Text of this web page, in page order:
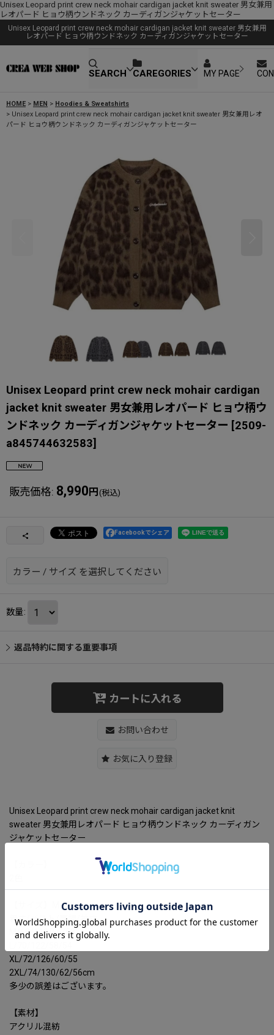
Unisex Leopard print crew neck mohair cardigan jacket knit sweater 男女兼用
レオパード ヒョウ柄ウンドネック カーディガンジャケットセーター
Unisex Leopard print crew neck mohair cardigan jacket knit sweater 男女兼用
レオパード ヒョウ柄ウンドネック カーディガンジャケットセーター
SEARCH CAREGORIES MY PAGE
HOME > MEN > Hoodies & Sweatshirts
> Unisex Leopard print crew neck mohair cardigan jacket knit sweater 男女兼用レオ
パード ヒョウ柄ウンドネック カーディガンジャケットセーター
Unisex Leopard print crew neck mohair cardigan
jacket knit sweater 男女兼用レオパード ヒョウ柄ウ
ンドネック カーディガンジャケットセーター [2509-
a845744632583]
販売価格: 8,990 円 (税込)
Facebookでシェア
カラー / サイズ を選択してください
数量:
返品特約に関する重要事項
カートに入れる
お問い合わせ
お気に入り登録
Unisex Leopard print crew neck mohair cardigan jacket knit
sweater 男女兼用レオパード ヒョウ柄ウンドネック カーディガン
ジャケットセーター
【サイズ】M-2XL
着丈/バスト/肩幅/袖丈
M/68/118/56/53
XL/72/126/60/55
2XL/74/130/62/56cm
多少の誤差はございます。
【素材】
アクリル混紡